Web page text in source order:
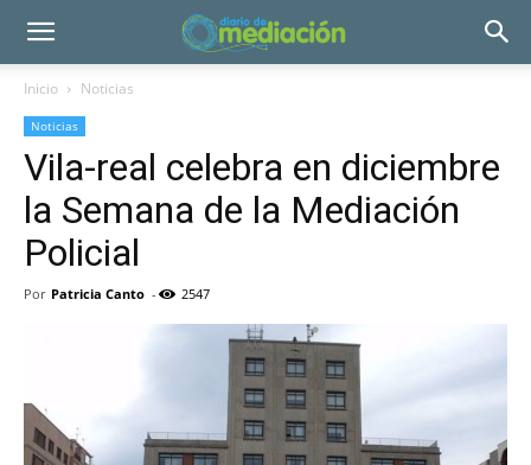
Inicio Noticias
Noticias
Vila-real celebra en diciembre
la Semana de la Mediación
Policial
Por Patricia Canto - 2547